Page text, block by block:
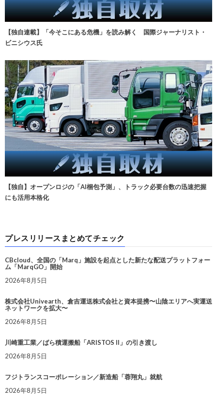
【独自連載】「今そこにある危機」を読み解く 国際ジャーナリスト・
ビニシウス氏
【独自】オープンロジの「AI梱包予測」、トラック必要台数の迅速把握
にも活用本格化
プレスリリースまとめてチェック
CBcloud、全国の「Marq」施設を起点とした新たな配送プラットフォー
ム「MarqGO」開始
2026年8月5日
株式会社Univearth、倉吉運送株式会社と資本提携〜山陰エリアへ実運送
ネットワークを拡大〜
2026年8月5日
川崎重工業／ばら積運搬船「ARISTOS II」の引き渡し
2026年8月5日
フジトランスコーポレーション／新造船「蓉翔丸」就航
2026年8月5日